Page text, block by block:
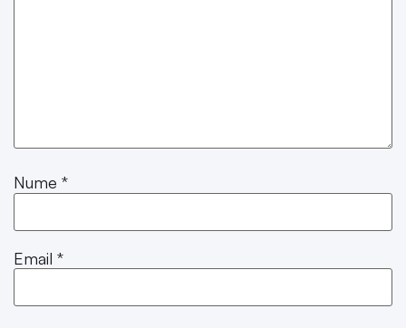
Nume *
Email *